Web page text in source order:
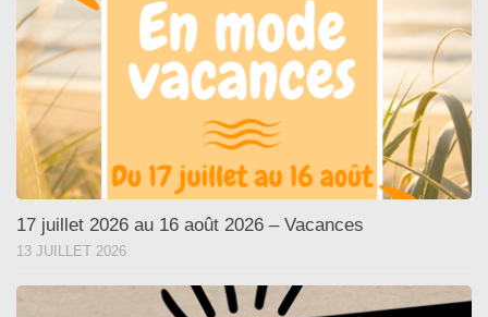
17 juillet 2026 au 16 août 2026 – Vacances
13 JUILLET 2026